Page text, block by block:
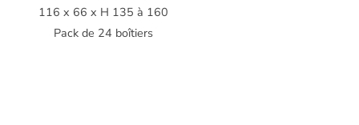
116 x 66 x H 135 à 160
Pack de 24 boîtiers